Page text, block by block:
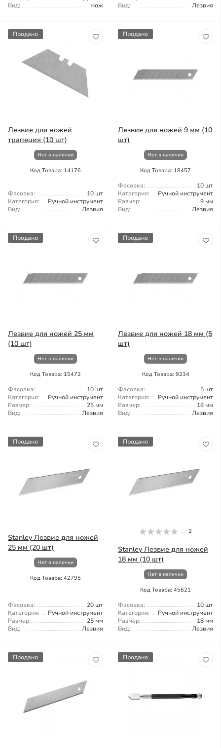
Вид:
Нож
Вид:
Лезвия
Продано
Лезвие для ножей
трапеция (10 шт)
Нет в наличии
Код Товара: 14176
Фасовка:
10 шт
Категория:
Ручной инструмент
Вид:
Лезвия
Продано
Лезвие для ножей 9 мм (10
шт)
Нет в наличии
Код Товара: 18457
Фасовка:
10 шт
Категория:
Ручной инструмент
Размер:
9 мм
Вид:
Лезвия
Продано
Лезвие для ножей 25 мм
(10 шт)
Нет в наличии
Код Товара: 15472
Фасовка:
10 шт
Категория:
Ручной инструмент
Размер:
25 мм
Вид:
Лезвия
Продано
Лезвие для ножей 18 мм (5
шт)
Нет в наличии
Код Товара: 9234
Фасовка:
5 шт
Категория:
Ручной инструмент
Размер:
18 мм
Вид:
Лезвия
Продано
Stanley Лезвие для ножей
25 мм (20 шт)
Нет в наличии
Код Товара: 42795
Фасовка:
20 шт
Категория:
Ручной инструмент
Размер:
25 мм
Вид:
Лезвия
Продано
2
Stanley Лезвие для ножей
18 мм (10 шт)
Нет в наличии
Код Товара: 45621
Фасовка:
10 шт
Категория:
Ручной инструмент
Размер:
18 мм
Вид:
Лезвия
Продано Продано